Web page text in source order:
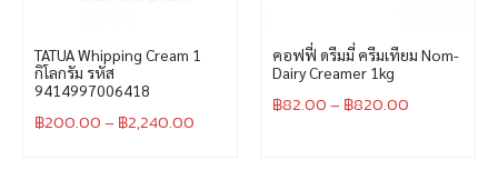
TATUA Whipping Cream 1
กิโลกรัม รหัส
9414997006418
฿200.00– ฿2,240.00
คอฟฟี่ ดรีมมี่ ครีมเทียม Nom-
Dairy Creamer 1kg
฿82.00– ฿820.00